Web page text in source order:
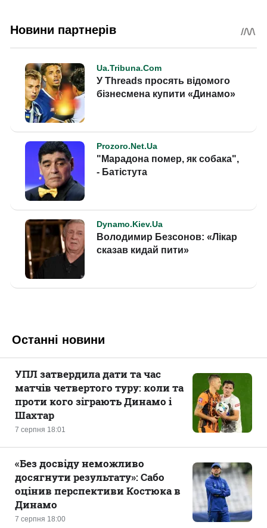
Останні новини
7 серпня 18:01
УПЛ затвердила дати та час
матчів четвертого туру: коли та
проти кого зіграють Динамо і
Шахтар
7 серпня 18:00
«Без досвіду неможливо
досягнути результату»: Сабо
оцінив перспективи Костюка в
Динамо